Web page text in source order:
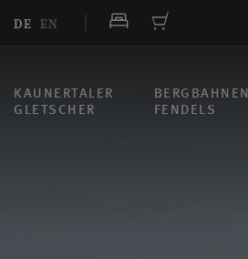
DE EN
KAUNERTALER
GLETSCHER
BERGBAHNEN
FENDELS